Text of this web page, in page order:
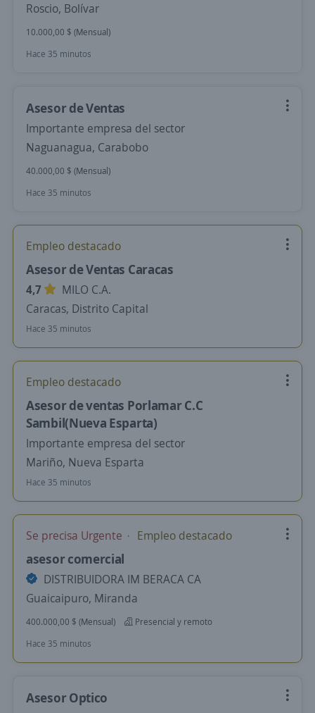
Roscio, Bolívar
10.000,00 $ (Mensual)
Hace 35 minutos
Asesor de Ventas
Importante empresa del sector
Naguanagua, Carabobo
40.000,00 $ (Mensual)
Hace 35 minutos
Empleo destacado
Asesor de Ventas Caracas
4,7
MILO C.A.
Caracas, Distrito Capital
Hace 35 minutos
Empleo destacado
Asesor de ventas Porlamar C.C
Sambil(Nueva Esparta)
Importante empresa del sector
Mariño, Nueva Esparta
Hace 35 minutos
Se precisa Urgente Empleo destacado
asesor comercial
DISTRIBUIDORA IM BERACA CA
Guaicaipuro, Miranda
400.000,00 $ (Mensual)
Presencial y remoto
Hace 35 minutos
Asesor Optico